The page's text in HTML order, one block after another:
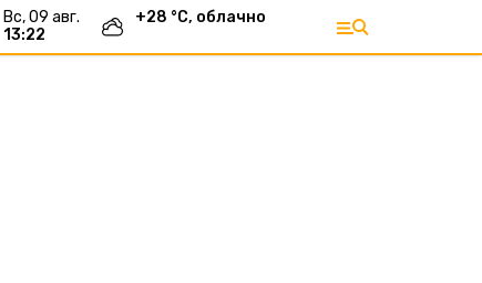
вс, 09 авг.
13:22
+28 °С, облачно